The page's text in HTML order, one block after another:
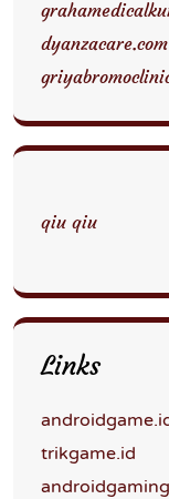
dyanzacare.com
qiu qiu
Links
trikgame.id